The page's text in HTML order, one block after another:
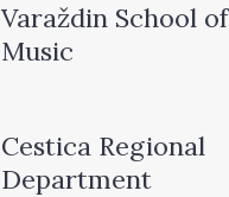
Varaždin School of
Music
Cestica Regional
Department